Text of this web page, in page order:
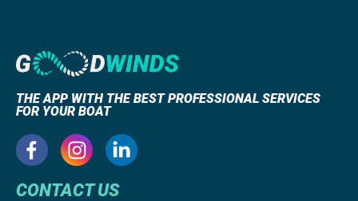
THE APP WITH THE BEST PROFESSIONAL SERVICES
FOR YOUR BOAT
CONTACT US